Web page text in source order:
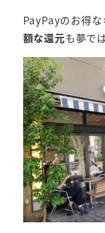
PayPayのお得な
額な還元も夢で